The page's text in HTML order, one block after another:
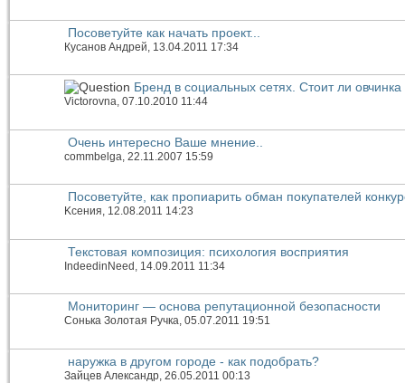
Посоветуйте как начать проект...
Кусанов Андрей , 13.04.2011 17:34
Бренд в социальных сетях. Стоит ли
Victorovna, 07.10.2010 11:44
Очень интересно Ваше мнение..
commbelga , 22.11.2007 15:59
Посоветуйте, как пропиарить обман покупателей
Kсения, 12.08.2011 14:23
Текстовая композиция: психология восприятия
IndeedinNeed , 14.09.2011 11:34
Мониторинг — основа репутационной безопасности
Сонька Золотая Ручка, 05.07.2011 19:51
наружка в другом городе - как подобрать?
Зайцев Александр , 26.05.2011 00:13